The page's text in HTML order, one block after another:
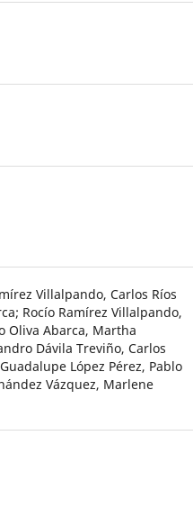
Villalpando, Carlos Ríos
Rocío Ramírez Villalpando,
Oliva Abarca, Martha
Dávila Treviño, Carlos
López Pérez, Pablo
Vázquez, Marlene